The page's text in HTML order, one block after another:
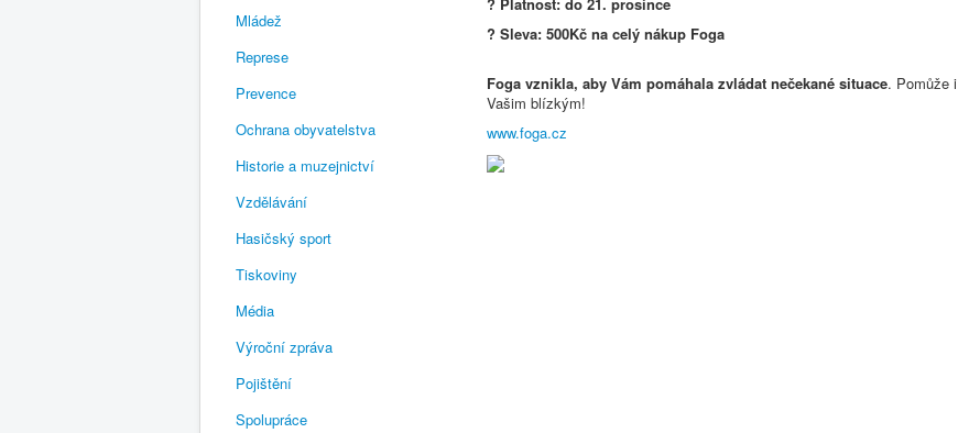
Mládež
Represe
Prevence
Ochrana obyvatelstva
Historie a muzejnictví
Vzdělávání
Hasičský sport
Tiskoviny
Média
Výroční zpráva
Pojištění
Spolupráce
? Sleva: 500Kč na celý nákup Foga
Foga vznikla, aby Vám pomáhala zvládat nečekané situace. Pomůže i
Vašim blízkým!
www.foga.cz